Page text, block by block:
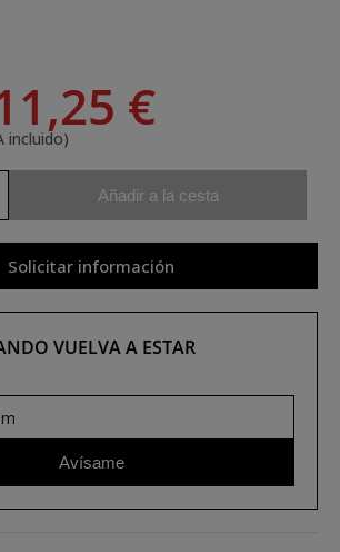
€
incluido)
Añadir a la cesta
Solicitar información
VUELVA A ESTAR
Avísame